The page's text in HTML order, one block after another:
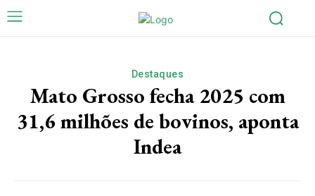
Destaques
Mato Grosso fecha 2025 com
31,6 milhões de bovinos, aponta
Indea